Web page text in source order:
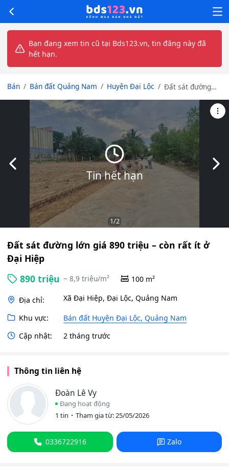
Bạn đang xem tin cũ tại Bds123.vn, tin đăng này đã
hết hạn.
Bán Bán đất Quảng Nam Huyện Đại Lộc
Đất sát đường
– còn rất ít ở Đại
Tin hết hạn
Slide trước
1/2
Đất sát đường lớn giá 890 triệu – còn rất ít ở
Đại Hiệp
890 triệu ~ 8,9 triệu/m² 100 m²
Địa chỉ: Xã Đại Hiệp, Đại Lộc, Quảng Nam
Khu vực:
Bán đất Huyện Đại Lộc, Quảng Nam
Cập nhật:
2 tháng trước
Thông tin liên hệ
Đoàn Lê Vy
Đang hoạt động
1 tin
Tham gia từ: 25/05/2026
0336722916 Zalo